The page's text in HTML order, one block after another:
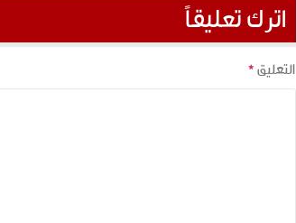
اترك تعليقاً
التعليق*